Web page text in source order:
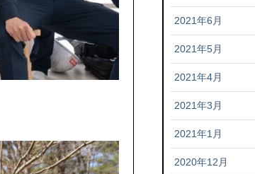
2021年6月
2021年5月
2021年4月
2021年3月
2021年1月
2020年12月